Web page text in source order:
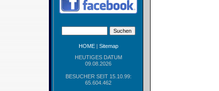
HOME| Sitemap
HEUTIGES DATUM
09.08.2026
BESUCHER SEIT 15.10.99:
65.604.462